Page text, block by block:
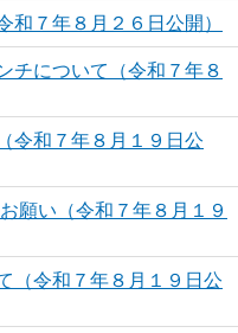
和７年８月２６日公開）
チについて（令和７年８
令和７年８月１９日公
願い（令和７年８月１９
（令和７年８月１９日公